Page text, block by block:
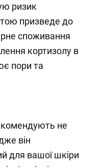
ризик
призведе до
споживання
кортизолу в
пори та
не
він
для вашої шкіри